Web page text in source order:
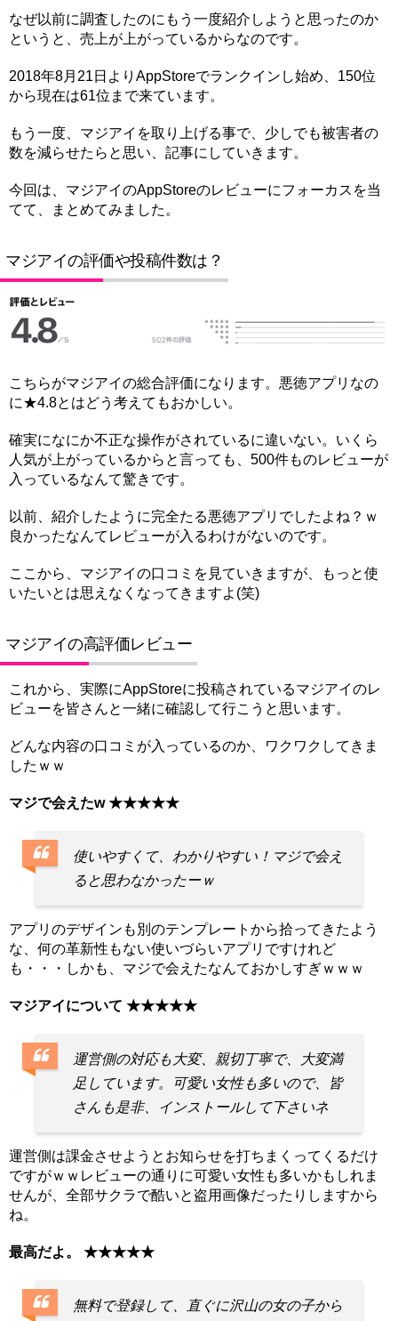
なぜ以前に調査したのにもう一度紹介しようと思ったのか
というと、売上が上がっているからなのです。
2018年8月21日よりAppStoreでランクインし始め、150位
から現在は61位まで来ています。
もう一度、マジアイを取り上げる事で、少しでも被害者の
数を減らせたらと思い、記事にしていきます。
今回は、マジアイのAppStoreのレビューにフォーカスを当
てて、まとめてみました。
マジアイの評価や投稿件数は？
こちらがマジアイの総合評価になります。悪徳アプリなの
に★4.8とはどう考えてもおかしい。
確実になにか不正な操作がされているに違いない。いくら
人気が上がっているからと言っても、500件ものレビューが
入っているなんて驚きです。
以前、紹介したように完全たる悪徳アプリでしたよね？ｗ
良かったなんてレビューが入るわけがないのです。
ここから、マジアイの口コミを見ていきますが、もっと使
いたいとは思えなくなってきますよ(笑)
マジアイの高評価レビュー
これから、実際にAppStoreに投稿されているマジアイのレ
ビューを皆さんと一緒に確認して行こうと思います。
どんな内容の口コミが入っているのか、ワクワクしてきま
したｗｗ
マジで会えたw ★★★★★
使いやすくて、わかりやすい！マジで会え
ると思わなかったーｗ
アプリのデザインも別のテンプレートから拾ってきたよう
な、何の革新性もない使いづらいアプリですけれど
も・・・しかも、マジで会えたなんておかしすぎｗｗｗ
マジアイについて ★★★★★
運営側の対応も大変、親切丁寧で、大変満
足しています。可愛い女性も多いので、皆
さんも是非、インストールして下さいネ
運営側は課金させようとお知らせを打ちまくってくるだけ
ですがｗｗレビューの通りに可愛い女性も多いかもしれま
せんが、全部サクラで酷いと盗用画像だったりしますから
ね。
最高だよ。 ★★★★★
無料で登録して、直ぐに沢山の女の子から